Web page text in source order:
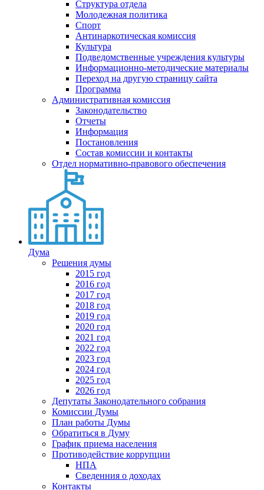
Структура отдела
Молодежная политика
Спорт
Антинаркотическая комиссия
Культура
Подведомственные учреждения культуры
Информационно-методические материалы
Переход на другую страницу сайта
Программа
Административная комиссия
Законодательство
Отчеты
Информация
Постановления
Состав комиссии и контакты
Отдел нормативно-правового обеспечения
Дума
Решения думы
2015 год
2016 год
2017 год
2018 год
2019 год
2020 год
2021 год
2022 год
2023 год
2024 год
2025 год
2026 год
Депутаты Законодательного собрания
Комиссии Думы
План работы Думы
Обратиться в Думу
График приема населения
Противодействие коррупции
НПА
Сведенния о доходах
Контакты